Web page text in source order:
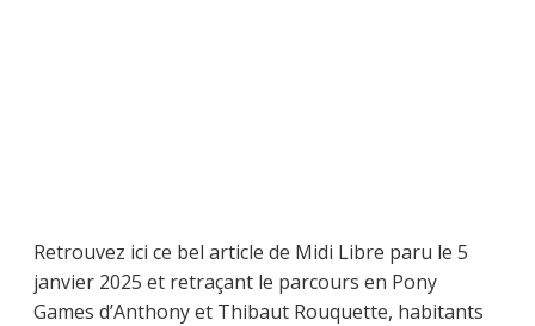
Retrouvez ici ce bel article de Midi Libre paru le 5
janvier 2025 et retraçant le parcours en Pony
Games d’Anthony et Thibaut Rouquette, habitants